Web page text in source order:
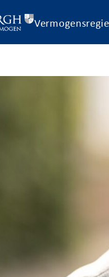
Vermogensregie